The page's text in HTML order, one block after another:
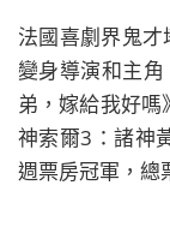
法國喜劇界鬼
變身導演和主
弟，嫁給我好
神索爾3：諸神
週票房冠軍，總